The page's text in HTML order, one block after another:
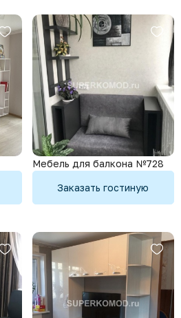
Мебель для балкона №728
Заказать гостиную